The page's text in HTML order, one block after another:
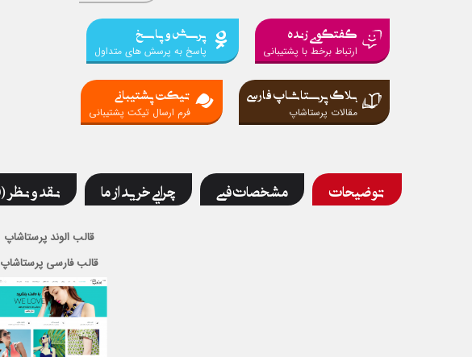
گفتگوی زنده
ارتباط برخط با پشتیبانی
پرسش و پاسخ
پاسخ به پرسش های متداول
بلاگ پرستاشاپ فارسی
مقالات پرستاشاپ
تیکت پشتیبانی
فرم ارسال تیکت پشتیبانی
توضیحات مشخصات فنی چرایی خرید از ما نقد و نظر (0)
قالب الوند پرستاشاپ
قالب فارسی پرستاشاپ